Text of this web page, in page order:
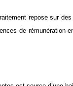
repose sur
de rémunération